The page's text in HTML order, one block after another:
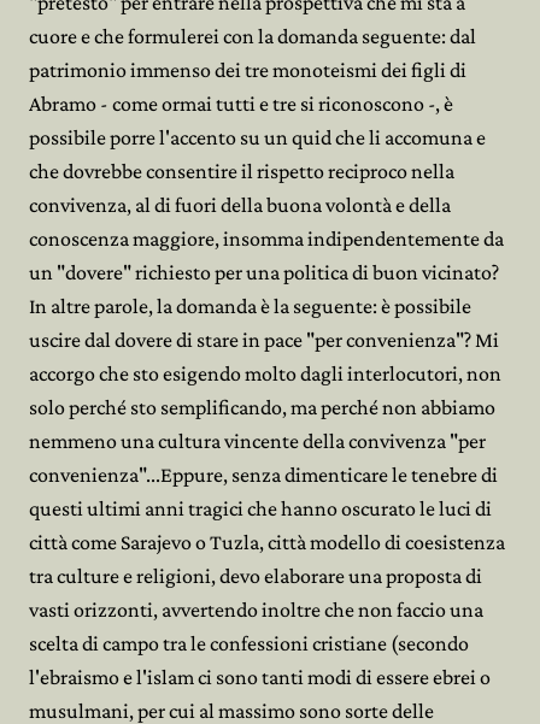
cuore e che formulerei con la domanda seguente: dal
patrimonio immenso dei tre monoteismi dei figli di
Abramo - come ormai tutti e tre si riconoscono -, è
possibile porre l'accento su un quid che li accomuna e
che dovrebbe consentire il rispetto reciproco nella
convivenza, al di fuori della buona volontà e della
conoscenza maggiore, insomma indipendentemente da
un "dovere" richiesto per una politica di buon vicinato?
In altre parole, la domanda è la seguente: è possibile
uscire dal dovere di stare in pace "per convenienza"? Mi
accorgo che sto esigendo molto dagli interlocutori, non
solo perché sto semplificando, ma perché non abbiamo
nemmeno una cultura vincente della convivenza "per
convenienza"...Eppure, senza dimenticare le tenebre di
questi ultimi anni tragici che hanno oscurato le luci di
città come Sarajevo o Tuzla, città modello di coesistenza
tra culture e religioni, devo elaborare una proposta di
vasti orizzonti, avvertendo inoltre che non faccio una
scelta di campo tra le confessioni cristiane (secondo
l'ebraismo e l'islam ci sono tanti modi di essere ebrei o
musulmani, per cui al massimo sono sorte delle